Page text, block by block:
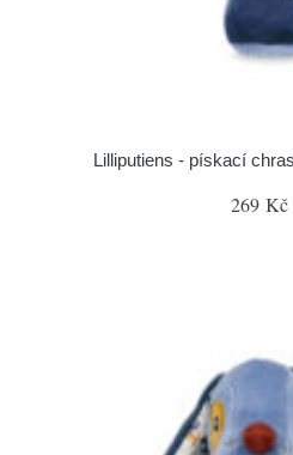
Lilliputiens - pískací
269 Kč